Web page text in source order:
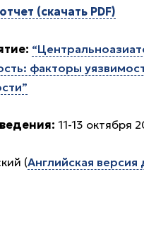
(скачать PDF)
факторы
11-13 октября
(Английская версия